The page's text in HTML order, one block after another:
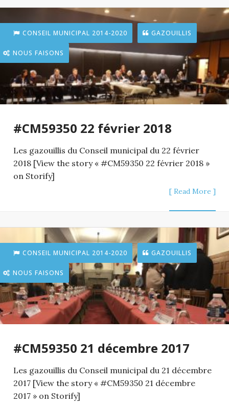
CONSEIL MUNICIPAL 2014-2020 GAZOUILLIS
NOUS FAISONS
#CM59350 22 février 2018
Les gazouillis du Conseil municipal du 22 février
2018 [View the story « #CM59350 22 février 2018 »
on Storify]
[ Read More ]
CONSEIL MUNICIPAL 2014-2020 GAZOUILLIS
NOUS FAISONS
#CM59350 21 décembre 2017
Les gazouillis du Conseil municipal du 21 décembre
2017 [View the story « #CM59350 21 décembre
2017 » on Storify]